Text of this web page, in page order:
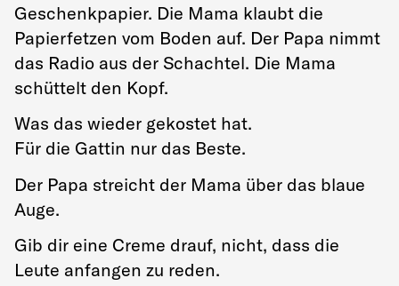
Geschenkpapier. Die Mama klaubt die
Papierfetzen vom Boden auf. Der Papa nimmt
das Radio aus der Schachtel. Die Mama
schüttelt den Kopf.
Was das wieder gekostet hat.
Für die Gattin nur das Beste.
Der Papa streicht der Mama über das blaue
Auge.
Gib dir eine Creme drauf, nicht, dass die
Leute anfangen zu reden.